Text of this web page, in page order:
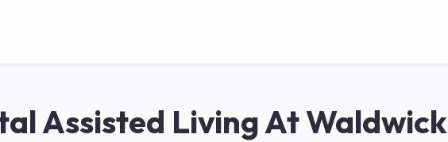
Assisted Living At Waldwick